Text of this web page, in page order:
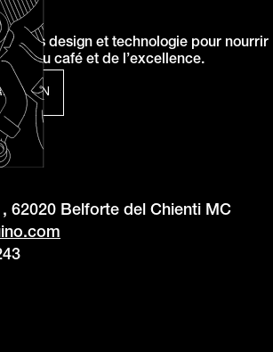
allions design et technologie pour nourrir
du café et de l’excellence.
62020 Belforte del Chienti MC